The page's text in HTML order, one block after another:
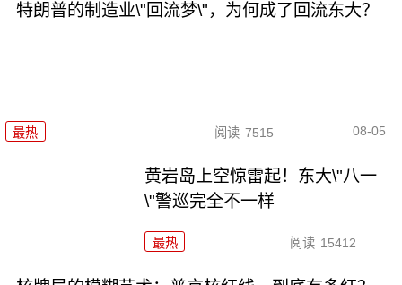
特朗普的制造业\"回流梦\"，为何成了回流东大？
最热 阅读 7515 08-05
黄岩岛上空惊雷起！东大\"八一
\"警巡完全不一样
最热 阅读 15412